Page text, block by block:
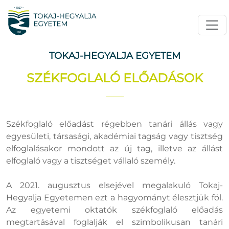
TOKAJ-HEGYALJA EGYETEM
SZÉKFOGLALÓ ELŐADÁSOK
Székfoglaló előadást régebben tanári állás vagy
egyesületi, társasági, akadémiai tagság vagy tisztség
elfoglalásakor mondott az új tag, illetve az állást
elfoglaló vagy a tisztséget vállaló személy.
A 2021. augusztus elsejével megalakuló Tokaj-
Hegyalja Egyetemen ezt a hagyományt élesztjük föl.
Az egyetemi oktatók székfoglaló előadás
megtartásával foglalják el szimbolikusan tanári